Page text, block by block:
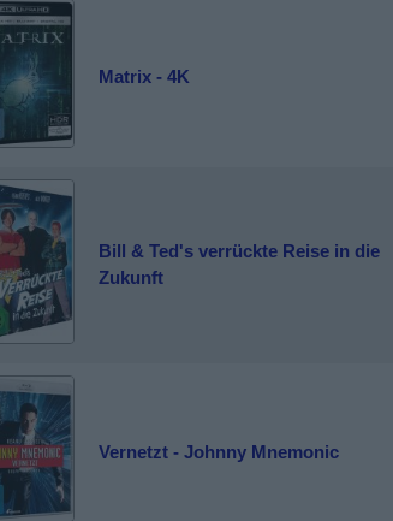
Matrix - 4K
Bill & Ted's verrückte Reise in die
Zukunft
Vernetzt - Johnny Mnemonic